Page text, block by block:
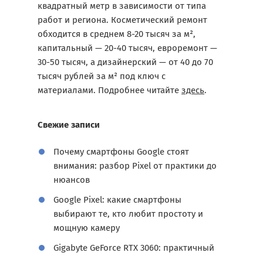
квадратный метр в зависимости от типа
работ и региона. Косметический ремонт
обходится в среднем 8-20 тысяч за м²,
капитальный — 20-40 тысяч, евроремонт —
30-50 тысяч, а дизайнерский — от 40 до 70
тысяч рублей за м² под ключ с
материалами. Подробнее читайте здесь.
Свежие записи
Почему смартфоны Google стоят
внимания: разбор Pixel от практики до
нюансов
Google Pixel: какие смартфоны
выбирают те, кто любит простоту и
мощную камеру
Gigabyte GeForce RTX 3060: практичный